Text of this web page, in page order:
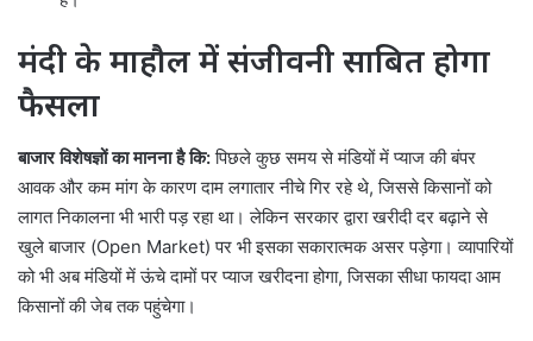
मंदी के माहौल में संजीवनी साबित होगा
फैसला
बाजार विशेषज्ञों का मानना है कि:पिछले कुछ समय से मंडियों में प्याज की बंपर
आवक और कम मांग के कारण दाम लगातार नीचे गिर रहे थे, जिससे किसानों को
लागत निकालना भी भारी पड़ रहा था। लेकिन सरकार द्वारा खरीदी दर बढ़ाने से
खुले बाजार (Open Market) पर भी इसका सकारात्मक असर पड़ेगा। व्यापारियों
को भी अब मंडियों में ऊंचे दामों पर प्याज खरीदना होगा, जिसका सीधा फायदा आम
किसानों की जेब तक पहुंचेगा।